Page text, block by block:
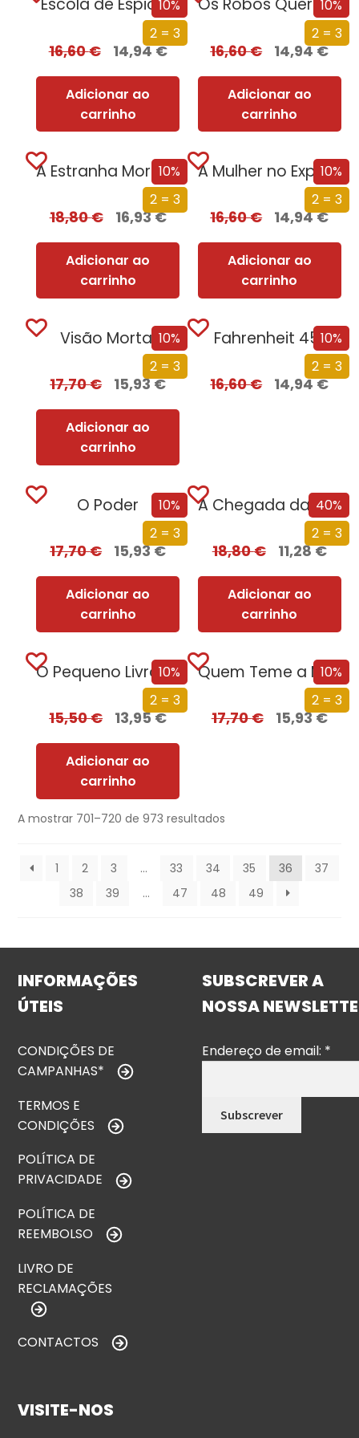
10%
2 = 3
Escola de Espiões
16,60€ 14,94€
Adicionar ao
carrinho
10%
2 = 3
Os Robôs Querem o Seu Emprego
16,60€ 14,94€
Adicionar ao
carrinho
10%
2 = 3
A Estranha Morte da Europa
18,80€ 16,93€
Adicionar ao
carrinho
10%
2 = 3
A Mulher no Expresso do Oriente
16,60€ 14,94€
Adicionar ao
carrinho
10%
2 = 3
Visão Mortal
17,70€ 15,93€
Adicionar ao
carrinho
10%
2 = 3
Fahrenheit 451
16,60€ 14,94€
10%
2 = 3
O Poder
17,70€ 15,93€
Adicionar ao
carrinho
40%
2 = 3
A Chegada das Trevas
18,80€ 11,28€
Adicionar ao
carrinho
10%
2 = 3
O Pequeno Livro das Grandes Fobias
15,50€ 13,95€
Adicionar ao
carrinho
10%
2 = 3
Quem Teme a Morte
17,70€ 15,93€
A mostrar 701–720 de 973 resultados
1 2 3 … 33 34 35 36
37
38
39 … 47 48 49
INFORMAÇÕES
ÚTEIS
CONDIÇÕES DE
CAMPANHAS*
TERMOS E
CONDIÇÕES
POLÍTICA DE
PRIVACIDADE
POLÍTICA DE
REEMBOLSO
LIVRO DE
RECLAMAÇÕES
CONTACTOS
SUBSCREVER A
NOSSA
Endereço de email: *
VISITE-NOS